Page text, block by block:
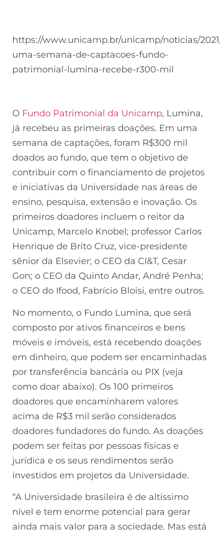
https://www.unicamp.br/unicamp/noticias/
uma-semana-de-captacoes-fundo-
patrimonial-lumina-recebe-r300-mil
O Fundo Patrimonial da Unicamp, Lumina,
já recebeu as primeiras doações. Em uma
semana de captações, foram R$300 mil
doados ao fundo, que tem o objetivo de
contribuir com o financiamento de projetos
e iniciativas da Universidade nas áreas de
ensino, pesquisa, extensão e inovação. Os
primeiros doadores incluem o reitor da
Unicamp, Marcelo Knobel; professor Carlos
Henrique de Brito Cruz, vice-presidente
sênior da Elsevier; o CEO da CI&T, Cesar
Gon; o CEO da Quinto Andar, André Penha;
o CEO do Ifood, Fabrício Bloisi, entre outros.
No momento, o Fundo Lumina, que será
composto por ativos financeiros e bens
móveis e imóveis, está recebendo doações
em dinheiro, que podem ser encaminhadas
por transferência bancária ou PIX (veja
como doar abaixo). Os 100 primeiros
doadores que encaminharem valores
acima de R$3 mil serão considerados
doadores fundadores do fundo. As doações
podem ser feitas por pessoas físicas e
jurídica e os seus rendimentos serão
investidos em projetos da Universidade.
“A Universidade brasileira é de altíssimo
nível e tem enorme potencial para gerar
ainda mais valor para a sociedade. Mas está